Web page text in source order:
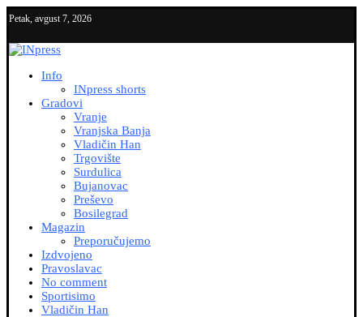
Petak, avgust 7, 2026
Info
INpress shorts
Gradovi
Vranje
Vranjska Banja
Vladičin Han
Trgovište
Surdulica
Bujanovac
Preševo
Bosilegrad
Magazin
Preporučujemo
Izdvojeno
Pravoslavac
No comment
Sportisimo
Vladičin Han